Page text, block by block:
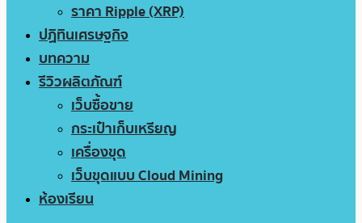
ราคา Ripple (XRP)
ปฏิทินเศรษฐกิจ
บทความ
รีวิวผลิตภัณฑ์
เว็บซื้อขาย
กระเป๋าเก็บเหรียญ
เครื่องขุด
เว็บขุดแบบ Cloud Mining
ห้องเรียน